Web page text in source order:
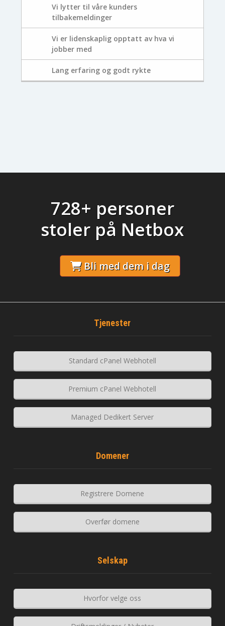
Vi lytter til våre kunders
tilbakemeldinger
Vi er lidenskaplig opptatt av hva vi
jobber med
Lang erfaring og godt rykte
728+ personer
stoler på Netbox
Bli med dem i dag
Tjenester
Standard cPanel Webhotell
Premium cPanel Webhotell
Managed Dedikert Server
Domener
Registrere Domene
Overfør domene
Selskap
Hvorfor velge oss